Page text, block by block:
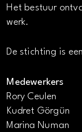
Het bestuur
werk.
De stichting is
Medewerkers
Rory Ceulen
Kudret Görgün
Marina Numan